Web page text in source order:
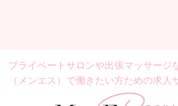
プライベートサロンや出張マッサージ
（メンエス）で働きたい方ための求人